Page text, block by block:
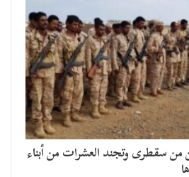
من سقطرى وتجند العشرات من أبناء